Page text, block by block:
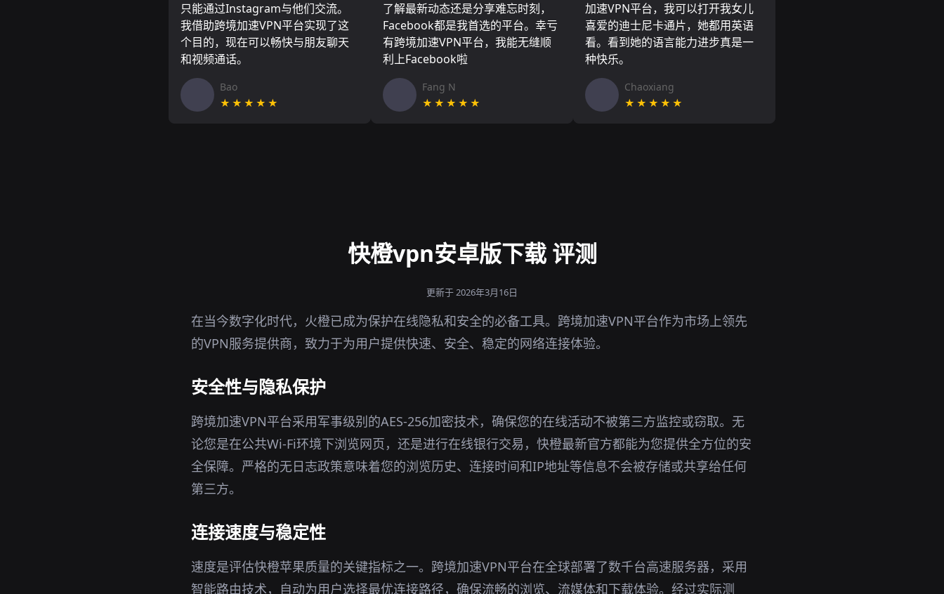
只能通过Instagram与他们交流。
我借助跨境加速VPN平台实现了这
个目的，现在可以畅快与朋友聊天
和视频通话。
Bao
★★★★★
了解最新动态还是分享难忘时刻，
Facebook都是我首选的平台。幸亏
有跨境加速VPN平台，我能无缝顺
利上Facebook啦
Fang N
★★★★★
加速VPN平台，我可以打开我女儿
喜爱的迪士尼卡通片，她都用英语
看。看到她的语言能力进步真是一
种快乐。
Chaoxiang
★★★★★
快橙vpn安卓版下载 评测
更新于 2026年3月16日
在当今数字化时代，火橙已成为保护在线隐私和安全的必备工具。跨境加速VPN平台作为市场上领先
的VPN服务提供商，致力于为用户提供快速、安全、稳定的网络连接体验。
安全性与隐私保护
跨境加速VPN平台采用军事级别的AES-256加密技术，确保您的在线活动不被第三方监控或窃取。无
论您是在公共Wi-Fi环境下浏览网页，还是进行在线银行交易，快橙最新官方都能为您提供全方位的安
全保障。严格的无日志政策意味着您的浏览历史、连接时间和IP地址等信息不会被存储或共享给任何
第三方。
连接速度与稳定性
速度是评估快橙苹果质量的关键指标之一。跨境加速VPN平台在全球部署了数千台高速服务器，采用
智能路由技术，自动为用户选择最优连接路径，确保流畅的浏览、流媒体和下载体验。经过实际测